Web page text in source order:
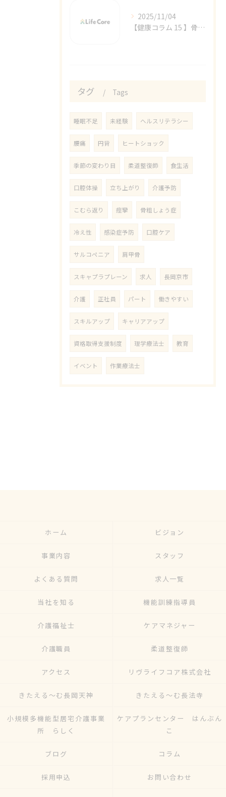
2025/11/04
【健康コラム 15 】骨を丈夫に保つ生活習慣！転倒しにくい体づくり
タグ Tags
睡眠不足 未経験 ヘルスリテラシー
腰痛 円背 ヒートショック
季節の変わり目 柔道整復師 食生活
口腔体操 立ち上がり 介護予防
こむら返り 痙攣 骨粗しょう症
冷え性 感染症予防 口腔ケア
サルコペニア 肩甲骨
スキャプラプレーン 求人 長岡京市
介護 正社員 パート 働きやすい
スキルアップ キャリアアップ
資格取得支援制度 理学療法士 教育
イベント 作業療法士
ホーム ビジョン
事業内容 スタッフ
よくある質問 求人一覧
当社を知る 機能訓練指導員
介護福祉士 ケアマネジャー
介護職員 柔道整復師
アクセス リヴライフコア株式会社
きたえる～む長岡天神 きたえる～む長法寺
小規模多機能型居宅介護事業
所 らしく
ケアプランセンター はんぶん
こ
ブログ コラム
採用申込 お問い合わせ